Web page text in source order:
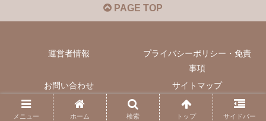
PAGE TOP
運営者情報
プライバシーポリシー・免責
事項
お問い合わせ
サイトマップ
© 2022 いぬきちのコンビニ飯.
メニュー ホーム 検索 トップ サイドバー